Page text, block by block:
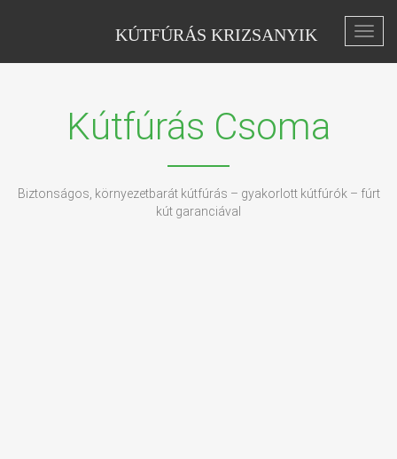
KÚTFÚRÁS KRIZSANYIK
Kútfúrás Csoma
Biztonságos, környezetbarát kútfúrás – gyakorlott kútfúrók – fúrt
kút garanciával